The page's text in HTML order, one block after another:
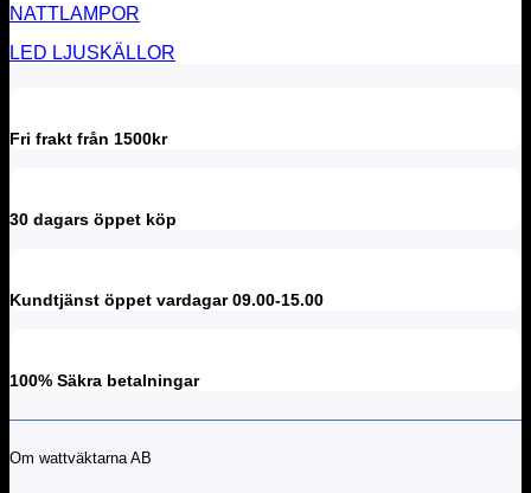
NATTLAMPOR
LED LJUSKÄLLOR
Fri frakt från 1500kr
30 dagars öppet köp
Kundtjänst öppet vardagar 09.00-15.00
100% Säkra betalningar
Om wattväktarna AB